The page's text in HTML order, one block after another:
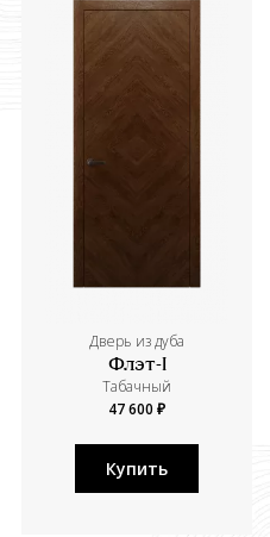
Дверь из дуба
Флэт-I
Табачный
47 600 ₽
Купить